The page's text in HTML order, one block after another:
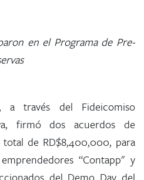
en el Programa de Pre-
a través del Fideicomiso
firmó dos acuerdos de
de RD$8,400,000, para
“Contapp" y